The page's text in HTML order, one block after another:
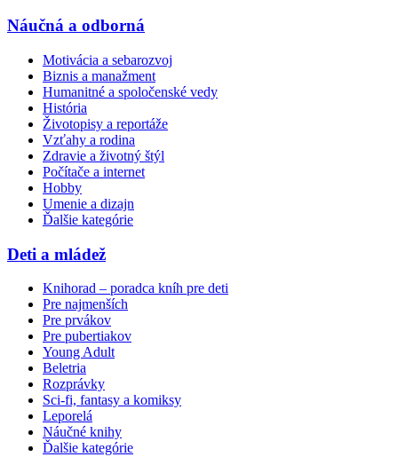
Náučná a odborná
Motivácia a sebarozvoj
Biznis a manažment
Humanitné a spoločenské vedy
História
Životopisy a reportáže
Vzťahy a rodina
Zdravie a životný štýl
Počítače a internet
Hobby
Umenie a dizajn
Ďalšie kategórie
Deti a mládež
Knihorad – poradca kníh pre deti
Pre najmenších
Pre prvákov
Pre pubertiakov
Young Adult
Beletria
Rozprávky
Sci-fi, fantasy a komiksy
Leporelá
Náučné knihy
Ďalšie kategórie